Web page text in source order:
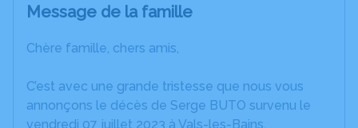
Message de la famille
Chère famille, chers amis,
C’est avec une grande tristesse que nous vous
annonçons le décès de Serge BUTO survenu le
vendredi 07 juillet 2023 à Vals-les-Bains.